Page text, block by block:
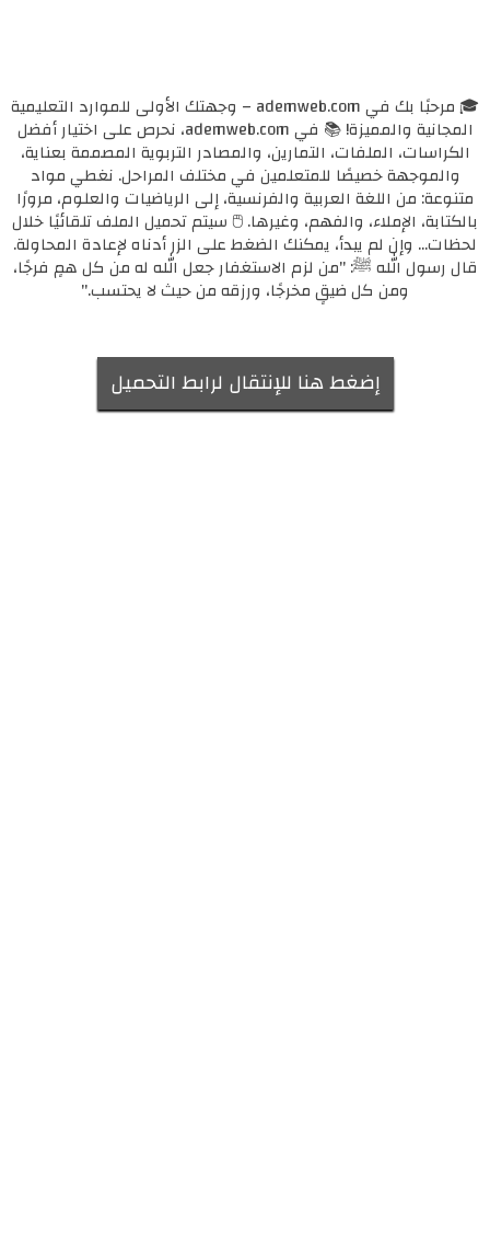
🎓 مرحبًا بك في ademweb.com – وجهتك الأولى للموارد التعليمية
المجانية والمميزة! 📚 في ademweb.com، نحرص على اختيار أفضل
الكراسات، الملفات، التمارين، والمصادر التربوية المصممة بعناية،
والموجهة خصيصًا للمتعلمين في مختلف المراحل. نغطي مواد
متنوعة: من اللغة العربية والفرنسية، إلى الرياضيات والعلوم، مرورًا
بالكتابة، الإملاء، والفهم، وغيرها. 🖱️ سيتم تحميل الملف تلقائيًا خلال
لحظات... وإن لم يبدأ، يمكنك الضغط على الزر أدناه لإعادة المحاولة.
قال رسول الله ﷺ: "من لزم الاستغفار جعل الله له من كل همٍ فرجًا،
ومن كل ضيقٍ مخرجًا، ورزقه من حيث لا يحتسب."
إضغط هنا للإنتقال لرابط التحميل